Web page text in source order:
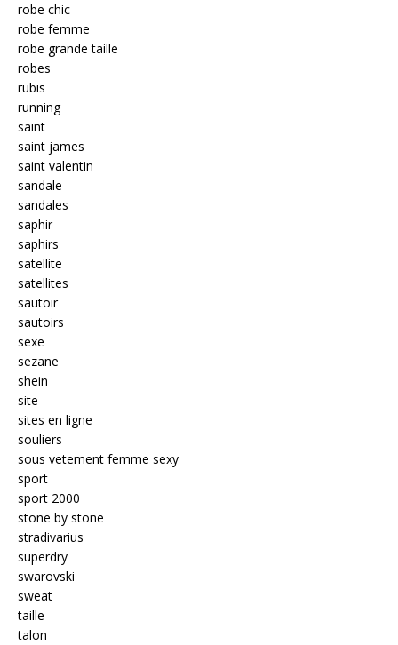
robe chic
robe femme
robe grande taille
robes
rubis
running
saint
saint james
saint valentin
sandale
sandales
saphir
saphirs
satellite
satellites
sautoir
sautoirs
sexe
sezane
shein
site
sites en ligne
souliers
sous vetement femme sexy
sport
sport 2000
stone by stone
stradivarius
superdry
swarovski
sweat
taille
talon